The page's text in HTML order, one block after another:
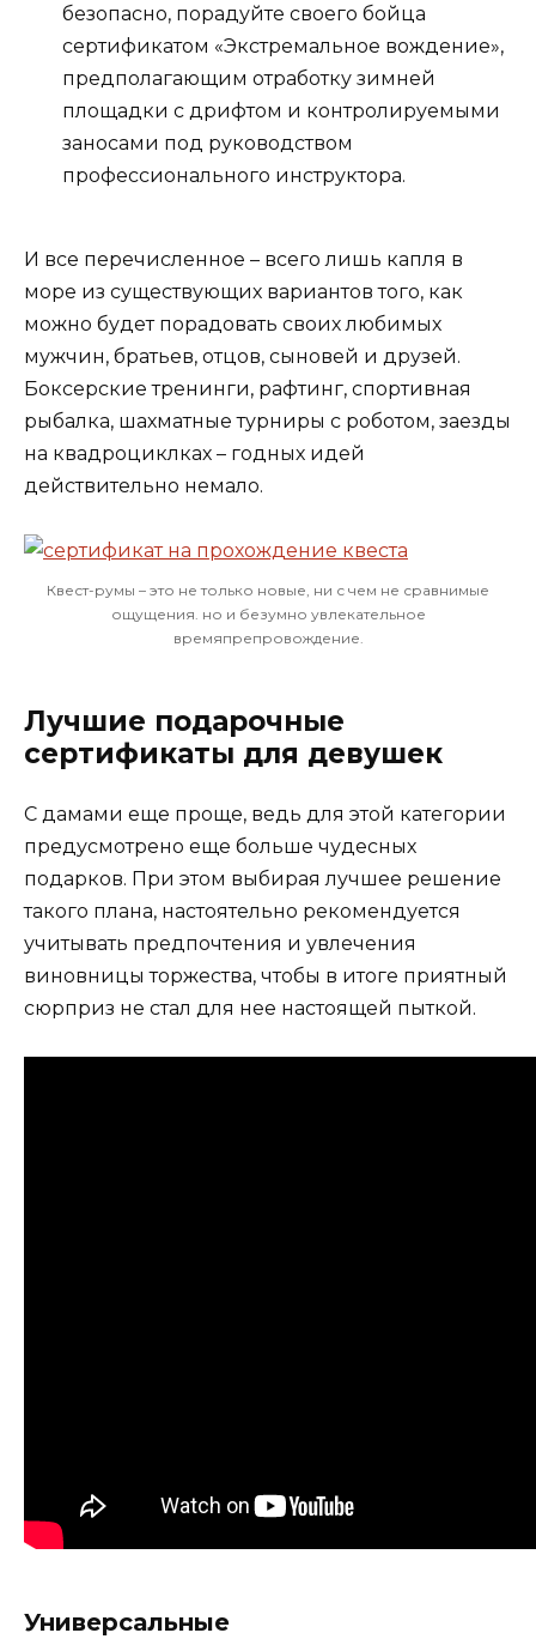
безопасно, порадуйте своего бойца
сертификатом «Экстремальное вождение»,
предполагающим отработку зимней
площадки с дрифтом и контролируемыми
заносами под руководством
профессионального инструктора.
И все перечисленное – всего лишь капля в
море из существующих вариантов того, как
можно будет порадовать своих любимых
мужчин, братьев, отцов, сыновей и друзей.
Боксерские тренинги, рафтинг, спортивная
рыбалка, шахматные турниры с роботом, заезды
на квадроциклках – годных идей
действительно немало.
Квест-румы – это не только новые, ни с чем не сравнимые
ощущения. но и безумно увлекательное
времяпрепровождение.
Лучшие подарочные
сертификаты для девушек
С дамами еще проще, ведь для этой категории
предусмотрено еще больше чудесных
подарков. При этом выбирая лучшее решение
такого плана, настоятельно рекомендуется
учитывать предпочтения и увлечения
виновницы торжества, чтобы в итоге приятный
сюрприз не стал для нее настоящей пыткой.
Универсальные